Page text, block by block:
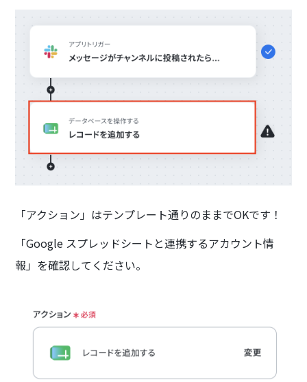
「アクション」はテンプレート通りのままでOKです！
「Google スプレッドシートと連携するアカウント情
報」を確認してください。